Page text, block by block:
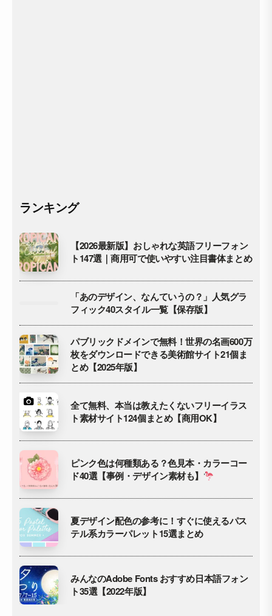
ランキング
【2026最新版】おしゃれな英語フリーフォン
ト147選｜商用可で使いやすい注目書体まとめ
「あのデザイン、なんていうの？」人気グラ
フィック40スタイル一覧【保存版】
パブリックドメインで無料！世界の名画600万
枚をダウンロードできる美術館サイト21個ま
とめ【2025年版】
全て無料、本当は教えたくないフリーイラス
ト素材サイト124個まとめ【商用OK】
ピンク色は何種類ある？色見本・カラーコー
ド40選【事例・デザイン素材も】
夏デザイン配色の参考に！すぐに使えるパス
テル系カラーパレット15選まとめ
みんなのAdobe Fonts おすすめ日本語フォン
ト35選【2022年版】